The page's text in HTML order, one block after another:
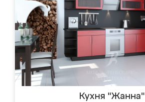
Кухня "Жанна"